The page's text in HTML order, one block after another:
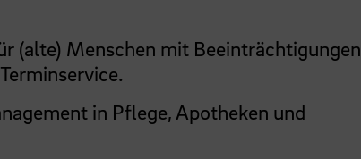
(alte) Menschen mit Beeinträchtigungen
in Pflege, Apotheken und